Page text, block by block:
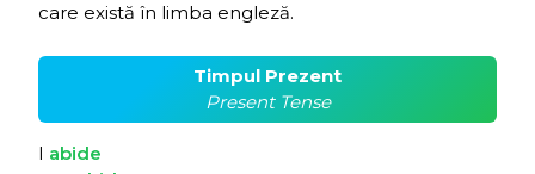
care există în limba engleză.
Timpul Prezent
Present Tense
I abide